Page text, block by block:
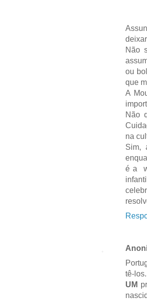
Não
ou
que
A
Não
na
Sim,
é a
tê-
UM